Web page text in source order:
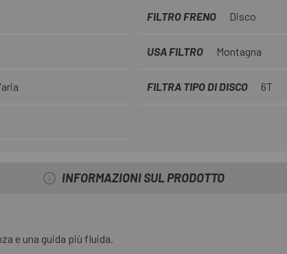
FILTRO FRENO Disco
USA FILTRO Montagna
FILTRA TIPO DI DISCO 6T
INFORMAZIONI SUL PRODOTTO
e una guida più fluida.